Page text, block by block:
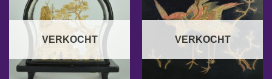
VERKOCHT VERKOCHT